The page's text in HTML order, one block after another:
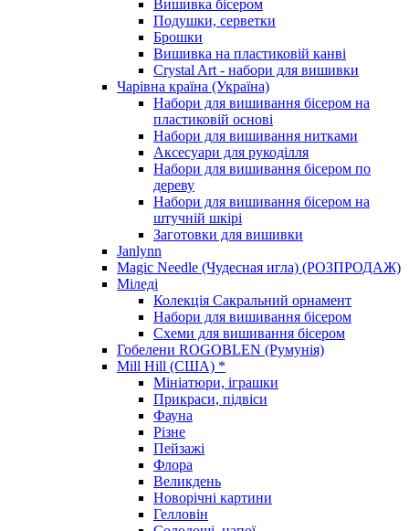
Вишивка бісером
Подушки, серветки
Брошки
Вишивка на пластиковій канві
Crystal Art - набори для вишивки
Чарівна країна (Україна)
Набори для вишивання бісером на
пластиковій основі
Набори для вишивання нитками
Аксесуари для рукоділля
Набори для вишивання бісером по
дереву
Набори для вишивання бісером на
штучній шкірі
Заготовки для вишивки
Janlynn
Magic Needle (Чудесная игла) (РОЗПРОДАЖ)
Міледі
Колекція Сакральний орнамент
Набори для вишивання бісером
Схеми для вишивання бісером
Гобелени ROGOBLEN (Румунія)
Mill Hill (США) *
Мініатюри, іграшки
Прикраси, підвіси
Фауна
Різне
Пейзажі
Флора
Великдень
Новорічні картини
Гелловін